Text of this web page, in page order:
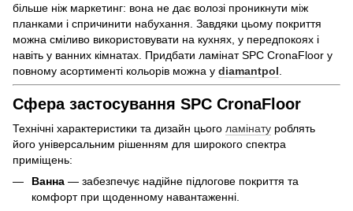
більше ніж маркетинг: вона не дає волозі проникнути між
планками і спричинити набухання. Завдяки цьому покриття
можна сміливо використовувати на кухнях, у передпокоях і
навіть у ванних кімнатах. Придбати ламінат SPC CronaFloor у
повному асортименті кольорів можна у diamantpol
Сфера застосування SPC CronaFloor
Технічні характеристики та дизайн цього ламінату роблять
його універсальним рішенням для широкого спектра
приміщень:
Ванна — забезпечує надійне підлогове покриття та
комфорт при щоденному навантаженні.